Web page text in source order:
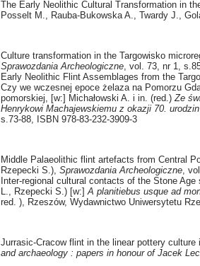
The Early Neolithic Cultural Transformation in
Posselt M., Rauba-Bukowska A., Twardy J.,
Culture transformation in the Targowisko
Sprawozdania Archeologiczne , vol. 73, nr 1,
Early Neolithic Flint Assemblages from the
Czy we wczesnej epoce żelaza na Pomorzu
pomorskiej, [w:] Michałowski A. i in. (red.) Ze
Henrykowi Machajewskiemu z okazji 70.
s.73-88, ISBN 978-83-232-3909-3
Middle Palaeolithic flint artefacts from Central
Rzepecki S.), Sprawozdania Archeologiczne ,
Inter-regional cultural contacts of the Stone
L., Rzepecki S.) [w:] A planitiebus usque ad
red. ), Rzeszów, Wydawnictwo Uniwersytetu
Jurrasic-Cracow flint in the linear pottery
and archaeology : papers in honour of Jacek